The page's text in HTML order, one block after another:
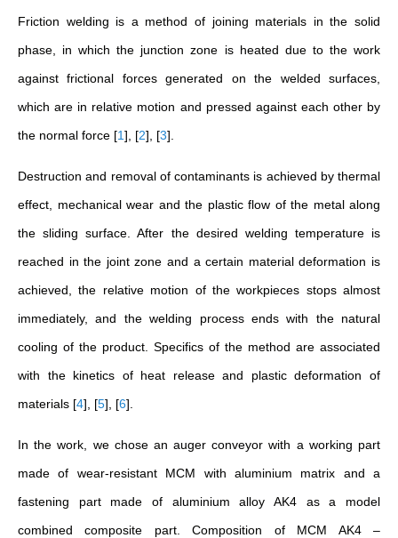
Friction welding is a method of joining materials in the solid
phase, in which the junction zone is heated due to the work
against frictional forces generated on the welded surfaces,
which are in relative motion and pressed against each other by
the normal force [1] [2] [3]
Destruction and removal of contaminants is achieved by thermal
effect, mechanical wear and the plastic flow of the metal along
the sliding surface. After the desired welding temperature is
reached in the joint zone and a certain material deformation is
achieved, the relative motion of the workpieces stops almost
immediately, and the welding process ends with the natural
cooling of the product. Specifics of the method are associated
with the kinetics of heat release and plastic deformation of
materials [4] [5] [6]
In the work, we chose an auger conveyor with a working part
made of wear-resistant MCM with aluminium matrix and a
fastening part made of aluminium alloy AK4 as a model
combined composite part. Composition of MCM AK4 –